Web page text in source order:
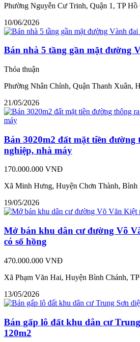
Phường Nguyễn Cư Trinh, Quận 1, TP
10/06/2026
Bán nhà 5 tầng gần mặt đường
Thỏa thuận
Phường Nhân Chính, Quận Thanh Xuân,
21/05/2026
Bán 3020m2 đất mặt tiền đường
nghiệp, nhà máy
170.000.000 VNĐ
Xã Minh Hưng, Huyện Chơn Thành, Bình
19/05/2026
Mở bán khu dân cư đường Võ
có sổ hồng
470.000.000 VNĐ
Xã Phạm Văn Hai, Huyện Bình Chánh,
13/05/2026
Bán gấp lô đất khu dân cư
120m2